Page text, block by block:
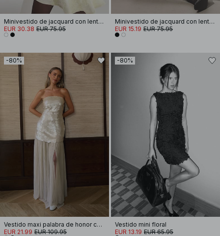
Minivestido de jacquard con lentejuelas y volantes en la cadera
EUR 30.38 EUR 75.95
Minivestido de jacquard con lentejuelas y volantes en la cadera
EUR 15.19 EUR 75.95
-80%
Vestido maxi palabra de honor con lentejuelas
EUR 21.99 EUR 109.95
-80%
Vestido mini floral
EUR 13.19 EUR 65.95